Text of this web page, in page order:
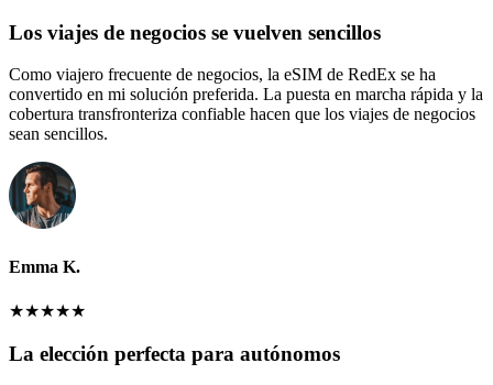
Los viajes de negocios se vuelven sencillos
Como viajero frecuente de negocios, la eSIM de RedEx se ha
convertido en mi solución preferida. La puesta en marcha rápida y la
cobertura transfronteriza confiable hacen que los viajes de negocios
sean sencillos.
Emma K.
★★★★★
La elección perfecta para autónomos